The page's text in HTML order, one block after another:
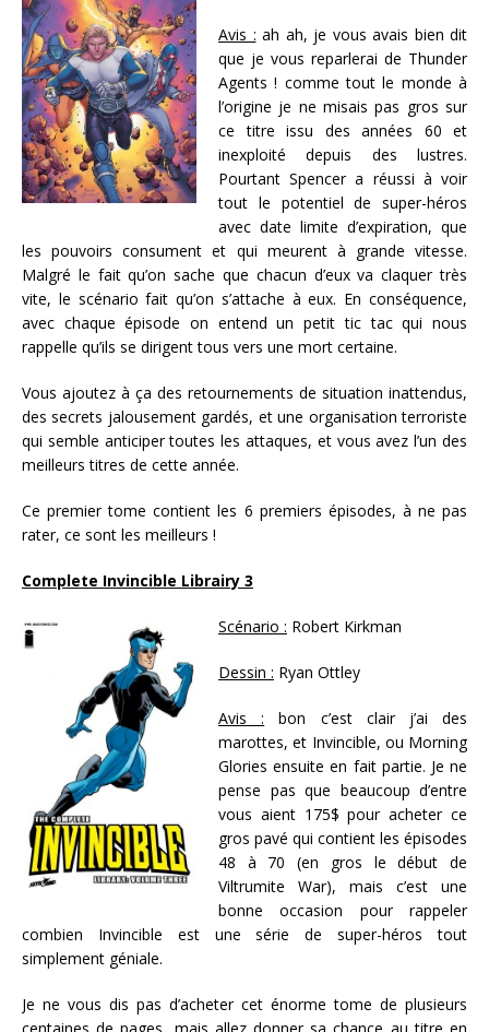
Avis : ah ah, je vous avais bien dit
que je vous reparlerai de Thunder
Agents ! comme tout le monde à
l’origine je ne misais pas gros sur
ce titre issu des années 60 et
inexploité depuis des lustres.
Pourtant Spencer a réussi à voir
tout le potentiel de super-héros
avec date limite d’expiration, que
les pouvoirs consument et qui meurent à grande vitesse.
Malgré le fait qu’on sache que chacun d’eux va claquer très
vite, le scénario fait qu’on s’attache à eux. En conséquence,
avec chaque épisode on entend un petit tic tac qui nous
rappelle qu’ils se dirigent tous vers une mort certaine.
Vous ajoutez à ça des retournements de situation inattendus,
des secrets jalousement gardés, et une organisation terroriste
qui semble anticiper toutes les attaques, et vous avez l’un des
meilleurs titres de cette année.
Ce premier tome contient les 6 premiers épisodes, à ne pas
rater, ce sont les meilleurs !
Complete Invincible Librairy 3
Scénario : Robert Kirkman
Dessin : Ryan Ottley
Avis : bon c’est clair j’ai des
marottes, et Invincible, ou Morning
Glories ensuite en fait partie. Je ne
pense pas que beaucoup d’entre
vous aient 175$ pour acheter ce
gros pavé qui contient les épisodes
48 à 70 (en gros le début de
Viltrumite War), mais c’est une
bonne occasion pour rappeler
combien Invincible est une série de super-héros tout
simplement géniale.
Je ne vous dis pas d’acheter cet énorme tome de plusieurs